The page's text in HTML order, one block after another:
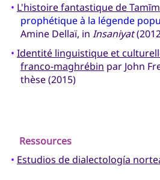
• L'histoire fantastique de
prophétique à la légende
Amine Dellaï, in Insaniyat
• Identité linguistique et
franco-maghrébin par John
thèse (2015)
Ressources
• Estudios de dialectología